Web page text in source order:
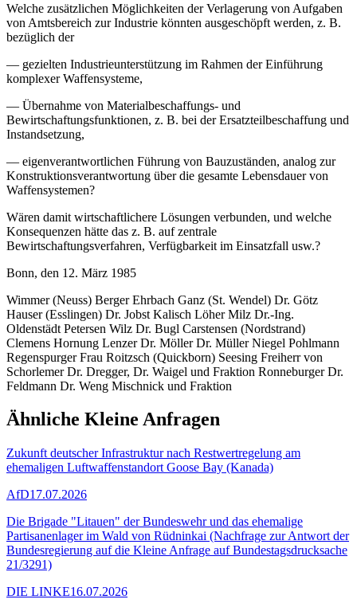
Welche zusätzlichen Möglichkeiten der Verlagerung von Aufgaben
von Amtsbereich zur Industrie könnten ausgeschöpft werden, z. B.
bezüglich der
— gezielten Industrieunterstützung im Rahmen der Einführung
komplexer Waffensysteme,
— Übernahme von Materialbeschaffungs- und
Bewirtschaftungsfunktionen, z. B. bei der Ersatzteilbeschaffung und
Instandsetzung,
— eigenverantwortlichen Führung von Bauzuständen, analog zur
Konstruktionsverantwortung über die gesamte Lebensdauer von
Waffensystemen?
Wären damit wirtschaftlichere Lösungen verbunden, und welche
Konsequenzen hätte das z. B. auf zentrale
Bewirtschaftungsverfahren, Verfügbarkeit im Einsatzfall usw.?
Bonn, den 12. März 1985
Wimmer (Neuss) Berger Ehrbach Ganz (St. Wendel) Dr. Götz
Hauser (Esslingen) Dr. Jobst Kalisch Löher Milz Dr.-Ing.
Oldenstädt Petersen Wilz Dr. Bugl Carstensen (Nordstrand)
Clemens Hornung Lenzer Dr. Möller Dr. Müller Niegel Pohlmann
Regenspurger Frau Roitzsch (Quickborn) Seesing Freiherr von
Schorlemer Dr. Dregger, Dr. Waigel und Fraktion Ronneburger Dr.
Feldmann Dr. Weng Mischnick und Fraktion
Ähnliche Kleine Anfragen
Zukunft deutscher Infrastruktur nach Restwertregelung am
ehemaligen Luftwaffenstandort Goose Bay (Kanada)
AfD17.07.2026
Die Brigade "Litauen" der Bundeswehr und das ehemalige
Partisanenlager im Wald von Rüdninkai (Nachfrage zur Antwort der
Bundesregierung auf die Kleine Anfrage auf Bundestagsdrucksache
21/3291)
DIE LINKE16.07.2026